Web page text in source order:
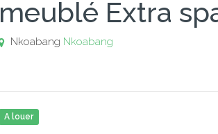
meublé Extra
Nkoabang Nkoabang
A louer